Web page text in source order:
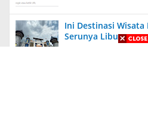
Ini Destinasi Wisata
Serunya Liburan